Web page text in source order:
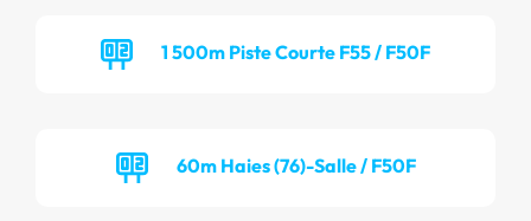
1 500m Piste Courte F55 / F50F
60m Haies (76)-Salle / F50F